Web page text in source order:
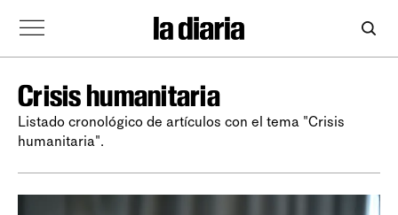
Crisis humanitaria
Listado cronológico de artículos con el tema "Crisis
humanitaria".